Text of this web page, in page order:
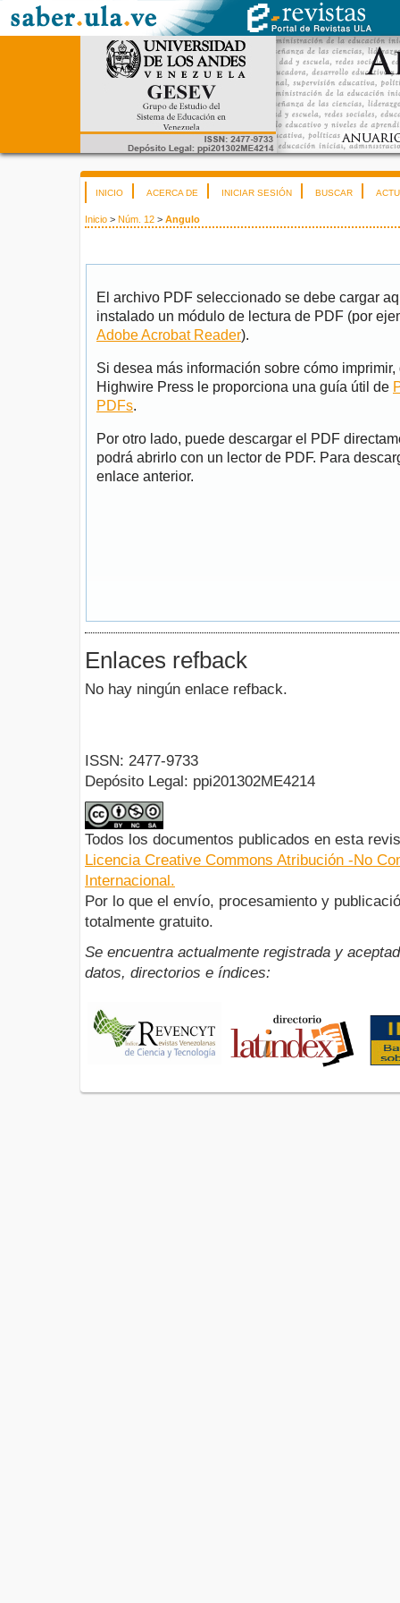
INICIO ACERCA DE INICIAR SESIÓN BUSCAR
Inicio > Núm. 12 > Angulo
El archivo PDF seleccionado se debe cargar
instalado un módulo de lectura de PDF (por
Adobe Acrobat Reader).
Si desea más información sobre cómo
Highwire Press le proporciona una guía útil de
PDFs.
Por otro lado, puede descargar el PDF
podrá abrirlo con un lector de PDF. Para
enlace anterior.
Enlaces refback
No hay ningún enlace refback.
ISSN: 2477-9733
Depósito Legal: ppi201302ME4214
Todos los documentos publicados en esta
Licencia Creative Commons Atribución -No
Internacional.
Por lo que el envío, procesamiento y
totalmente gratuito.
Se encuentra actualmente registrada y
datos, directorios e índices: